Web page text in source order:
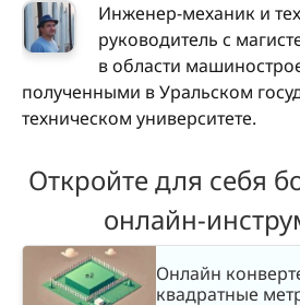
Инженер-механик и
руководитель с
в области
полученными в Уральском
техническом университете.
Откройте для себя
онлайн-
Онлайн
квадратные